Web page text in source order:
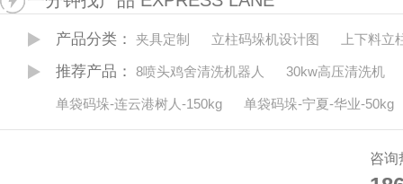
产品分类： 夹具定制 立柱码垛机设计图 上下料立
推荐产品： 8喷头鸡舍清洗机器人 30kw高压清洗机
单袋码垛-连云港树人-150kg 单袋码垛-宁夏-华业-50kg
咨询